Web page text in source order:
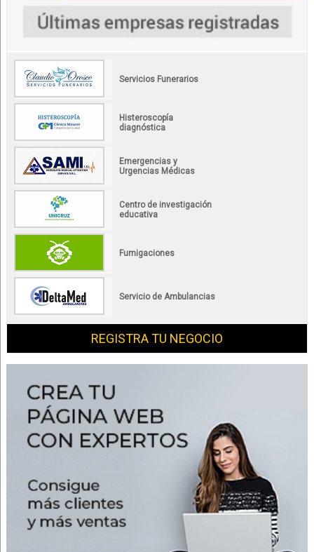
Servicios Funerarios
Histeroscopía
diagnóstica
Emergencias y
Urgencias Médicas
Centro de investigación
educativa
Fumigaciones
Servicio de Ambulancias
REGISTRA TU NEGOCIO